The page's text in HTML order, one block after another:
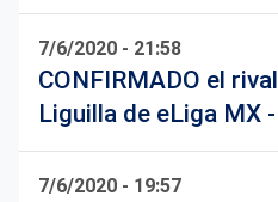
7/6/2020 - 21:58
CONFIRMADO el
Liguilla de eLiga MX
7/6/2020 - 19:57